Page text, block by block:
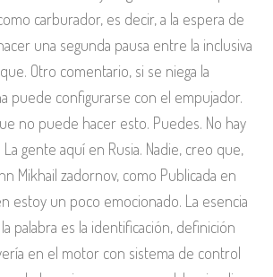
carburador, es decir, a la espera de
una segunda pausa entre la inclusiva
Otro comentario, si se niega la
puede configurarse con el empujador.
no puede hacer esto. Puedes. No hay
gente aquí en Rusia. Nadie, creo que,
Mikhail zadornov, como Publicada en
estoy un poco emocionado. La esencia
palabra es la identificación, definición
en el motor con sistema de control